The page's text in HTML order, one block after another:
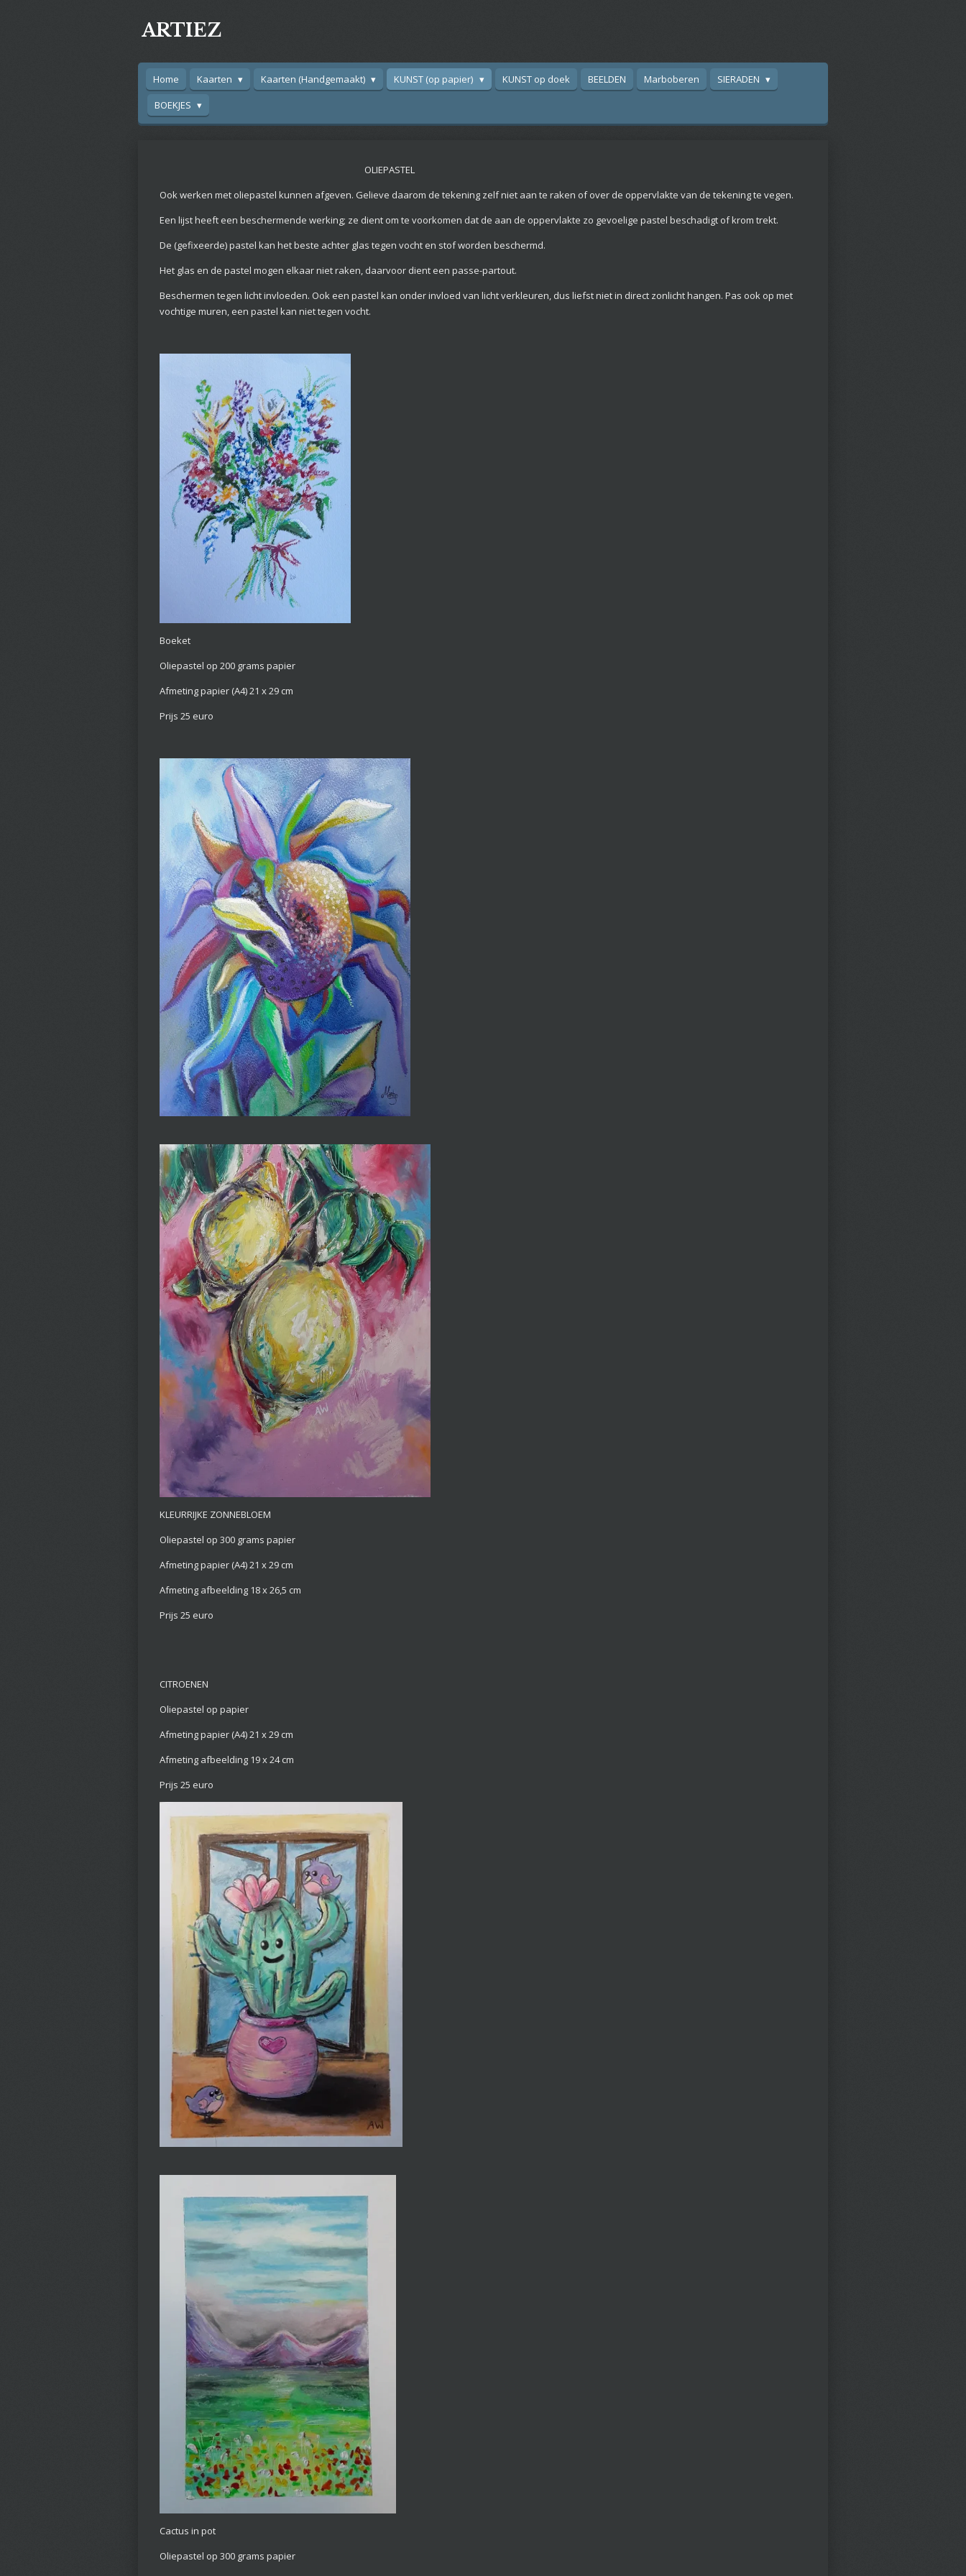
ARTIEZ
Home Kaarten Kaarten (Handgemaakt) KUNST (op papier) KUNST op doek BEELDEN Marboberen
SIERADEN
BOEKJES
OLIEPASTEL
Ook werken met oliepastel kunnen afgeven. Gelieve daarom de tekening zelf niet aan te raken of over de oppervlakte van de tekening te vegen.
Een lijst heeft een beschermende werking; ze dient om te voorkomen dat de aan de oppervlakte zo gevoelige pastel beschadigt of krom trekt.
De (gefixeerde) pastel kan het beste achter glas tegen vocht en stof worden beschermd.
Het glas en de pastel mogen elkaar niet raken, daarvoor dient een passe-partout.
Beschermen tegen licht invloeden. Ook een pastel kan onder invloed van licht verkleuren, dus liefst niet in direct zonlicht hangen. Pas ook op met
vochtige muren, een pastel kan niet tegen vocht.
Boeket
Oliepastel op 200 grams papier
Afmeting papier (A4) 21 x 29 cm
Prijs 25 euro
KLEURRIJKE ZONNEBLOEM
Oliepastel op 300 grams papier
Afmeting papier (A4) 21 x 29 cm
Afmeting afbeelding 18 x 26,5 cm
Prijs 25 euro
CITROENEN
Oliepastel op papier
Afmeting papier (A4) 21 x 29 cm
Afmeting afbeelding 19 x 24 cm
Prijs 25 euro
Cactus in pot
Oliepastel op 300 grams papier